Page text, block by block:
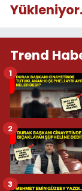
Trend
1
2
3